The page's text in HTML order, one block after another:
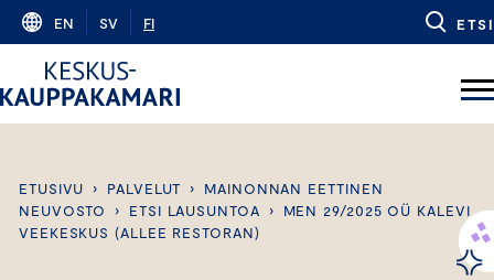
Skip
content
EN SV FI ETSI
ETUSIVU › PALVELUT ›
MAINONNAN EETTINEN
NEUVOSTO
› ETSI LAUSUNTOA ›
MEN 29/2025 OÜ KALEVI
VEEKESKUS (ALLEE RESTORAN)